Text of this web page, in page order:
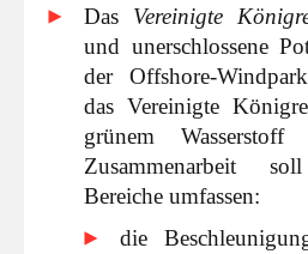
Das Vereinigte
und unerschlossene
der Offshore-
das Vereinigte
grünem
Zusammenarbeit
Bereiche umfassen:
die